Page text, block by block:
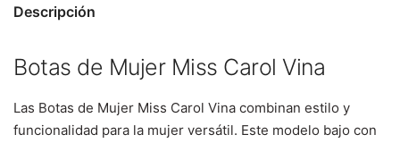
Descripción
Botas de Mujer Miss Carol Vina
Las Botas de Mujer Miss Carol Vina combinan estilo y
funcionalidad para la mujer versátil. Este modelo bajo con